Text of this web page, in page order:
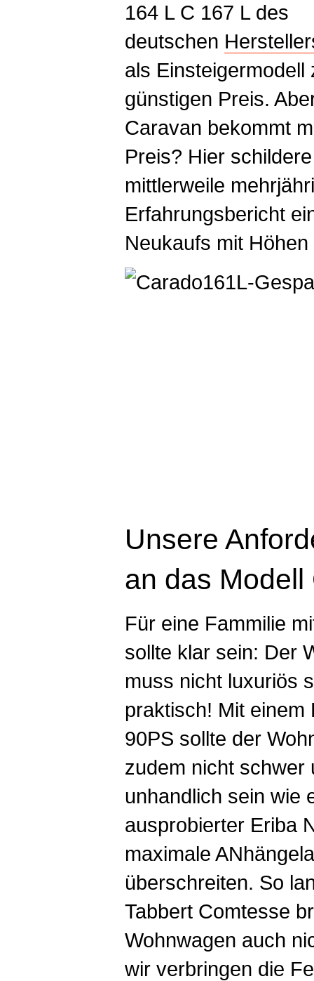
164 L C 167 L des
deutschen
als Einsteigermodell
günstigen Preis.
Caravan bekommt
Preis? Hier
mittlerweile
Erfahrungsbericht
Neukaufs mit
Unsere
an das Modell
Für eine Fammilie
sollte klar sein: Der
muss nicht luxuriös
praktisch! Mit einem
90PS sollte der
zudem nicht schwer
unhandlich sein wie
ausprobierter Eriba
maximale
überschreiten. So
Tabbert Comtesse
Wohnwagen auch
wir verbringen die